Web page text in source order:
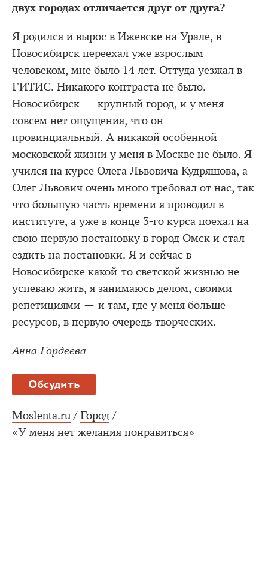
двух городах отличается друг от друга?
Я родился и вырос в Ижевске на Урале, в
Новосибирск переехал уже взрослым
человеком, мне было 14 лет. Оттуда уезжал в
ГИТИС. Никакого контраста не было.
Новосибирск — крупный город, и у меня
совсем нет ощущения, что он
провинциальный. А никакой особенной
московской жизни у меня в Москве не было. Я
учился на курсе Олега Львовича Кудряшова, а
Олег Львович очень много требовал от нас, так
что большую часть времени я проводил в
институте, а уже в конце 3-го курса поехал на
свою первую постановку в город Омск и стал
ездить на постановки. Я и сейчас в
Новосибирске какой-то светской жизнью не
успеваю жить, я занимаюсь делом, своими
репетициями — и там, где у меня больше
ресурсов, в первую очередь творческих.
Анна Гордеева
Обсудить
Moslenta.ru / Город /
«У меня нет желания понравиться»